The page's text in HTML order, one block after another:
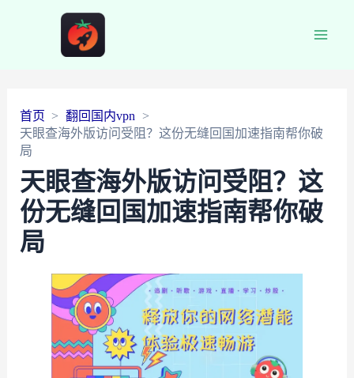
首页
翻回国内vpn
天眼查海外版访问受阻？这份无缝回国加速指南帮你破
局
天眼查海外版访问受阻？这
份无缝回国加速指南帮你破
局